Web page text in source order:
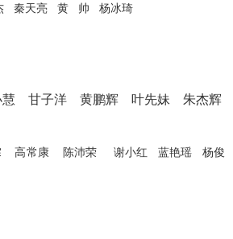
秦天亮 黄 帅 杨冰琦
慧 甘子洋 黄鹏辉 叶先妹 朱杰辉
高常康 陈沛荣 谢小红 蓝艳瑶 杨俊